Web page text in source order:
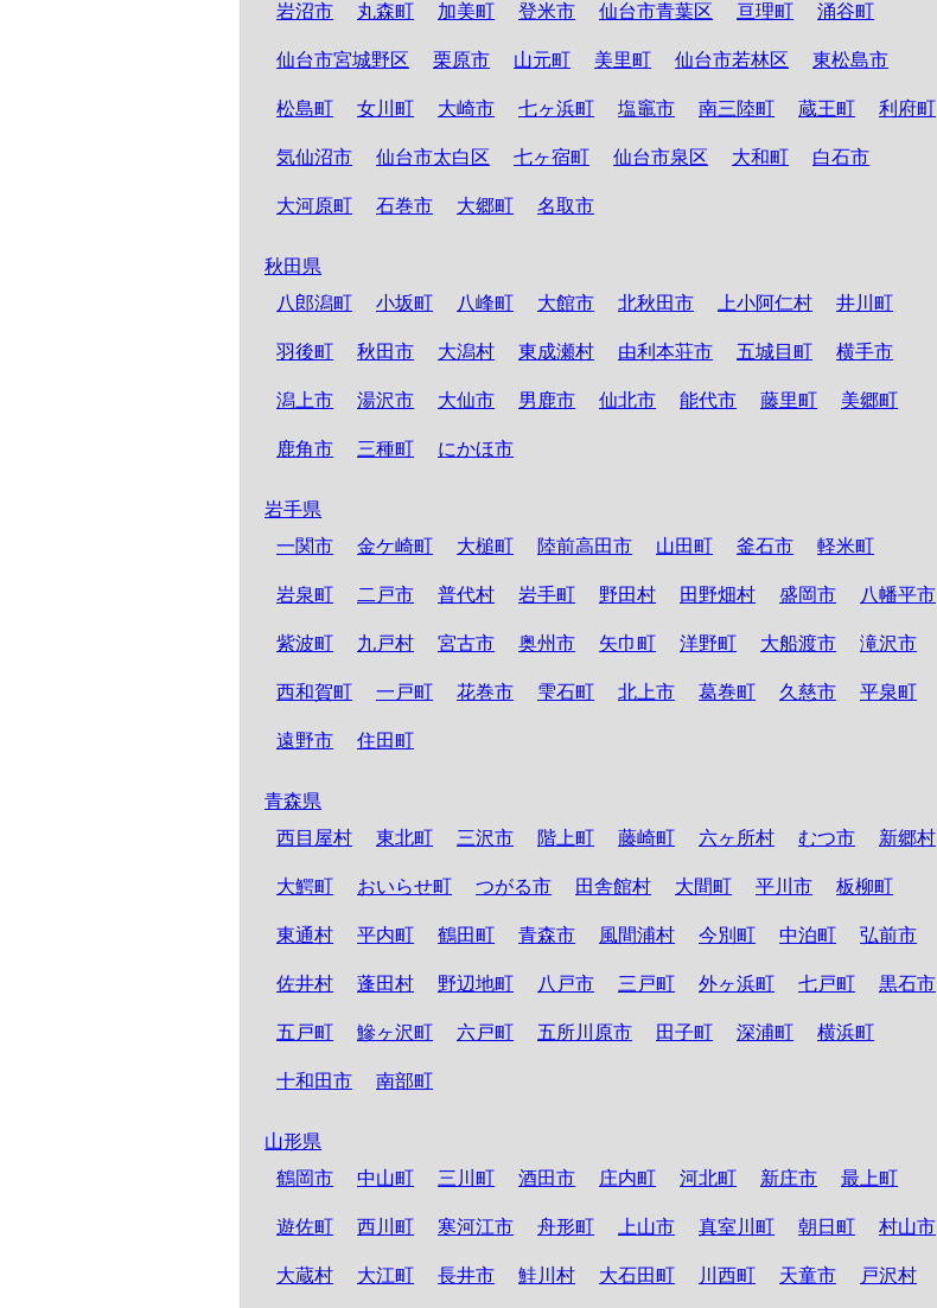
岩沼市 丸森町 加美町 登米市 仙台市青葉区 亘理町 涌谷町
仙台市宮城野区 栗原市 山元町 美里町 仙台市若林区 東松島市
松島町 女川町 大崎市 七ヶ浜町 塩竈市 南三陸町 蔵王町 利府町
気仙沼市 仙台市太白区 七ヶ宿町 仙台市泉区 大和町 白石市
大河原町 石巻市 大郷町 名取市
秋田県
八郎潟町
小坂町 八峰町 大館市 北秋田市 上小阿仁村 井川町
羽後町 秋田市 大潟村 東成瀬村 由利本荘市 五城目町 横手市
潟上市 湯沢市 大仙市 男鹿市 仙北市 能代市 藤里町 美郷町
鹿角市 三種町 にかほ市
岩手県
一関市
金ケ崎町 大槌町 陸前高田市 山田町 釜石市 軽米町
岩泉町 二戸市 普代村 岩手町 野田村 田野畑村 盛岡市 八幡平市
紫波町 九戸村 宮古市 奥州市 矢巾町 洋野町 大船渡市 滝沢市
西和賀町 一戸町 花巻市 雫石町 北上市 葛巻町 久慈市 平泉町
遠野市 住田町
青森県
西目屋村
東北町 三沢市 階上町 藤崎町 六ヶ所村 むつ市 新郷村
大鰐町 おいらせ町 つがる市 田舎館村 大間町 平川市 板柳町
東通村 平内町 鶴田町 青森市 風間浦村 今別町 中泊町 弘前市
佐井村 蓬田村 野辺地町 八戸市 三戸町 外ヶ浜町 七戸町 黒石市
五戸町 鰺ヶ沢町 六戸町 五所川原市 田子町 深浦町 横浜町
十和田市 南部町
山形県
鶴岡市
中山町 三川町 酒田市 庄内町 河北町 新庄市 最上町
遊佐町 西川町 寒河江市 舟形町 上山市 真室川町 朝日町 村山市
大蔵村 大江町 長井市 鮭川村 大石田町 川西町 天童市 戸沢村